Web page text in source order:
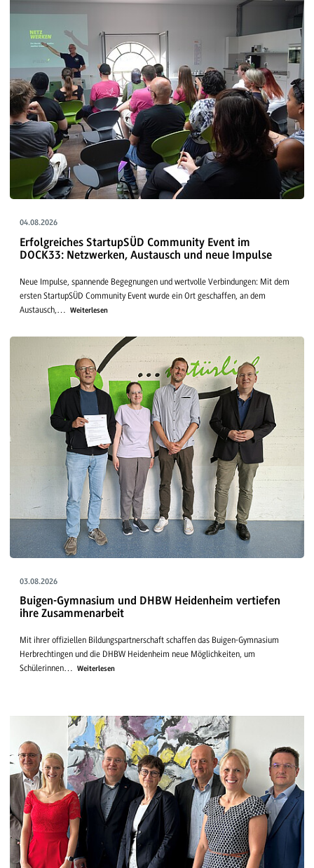
04.08.2026
Erfolgreiches StartupSÜD Community Event im
DOCK33: Netzwerken, Austausch und neue Impulse
Neue Impulse, spannende Begegnungen und wertvolle Verbindungen: Mit dem
ersten StartupSÜD Community Event wurde ein Ort geschaffen, an dem
Austausch,…
Weiterlesen
03.08.2026
Buigen-Gymnasium und DHBW Heidenheim vertiefen
ihre Zusammenarbeit
Mit ihrer offiziellen Bildungspartnerschaft schaffen das Buigen-Gymnasium
Herbrechtingen und die DHBW Heidenheim neue Möglichkeiten, um
Schülerinnen…
Weiterlesen